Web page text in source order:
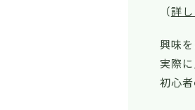
（詳
興味
実際
初心